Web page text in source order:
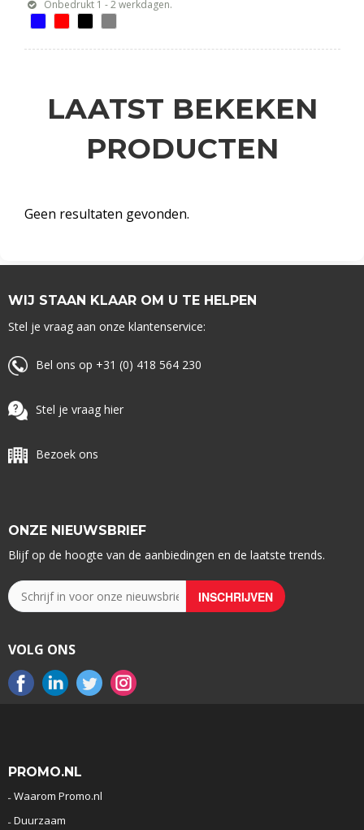
Onbedrukt 1 - 2 werkdagen.
LAATST BEKEKEN
PRODUCTEN
Geen resultaten gevonden.
WIJ STAAN KLAAR OM U TE HELPEN
Stel je vraag aan onze klantenservice:
Bel ons op +31 (0) 418 564 230
Stel je vraag hier
Bezoek ons
ONZE NIEUWSBRIEF
Blijf op de hoogte van de aanbiedingen en de laatste trends.
VOLG ONS
PROMO.NL
Waarom Promo.nl
Duurzaam